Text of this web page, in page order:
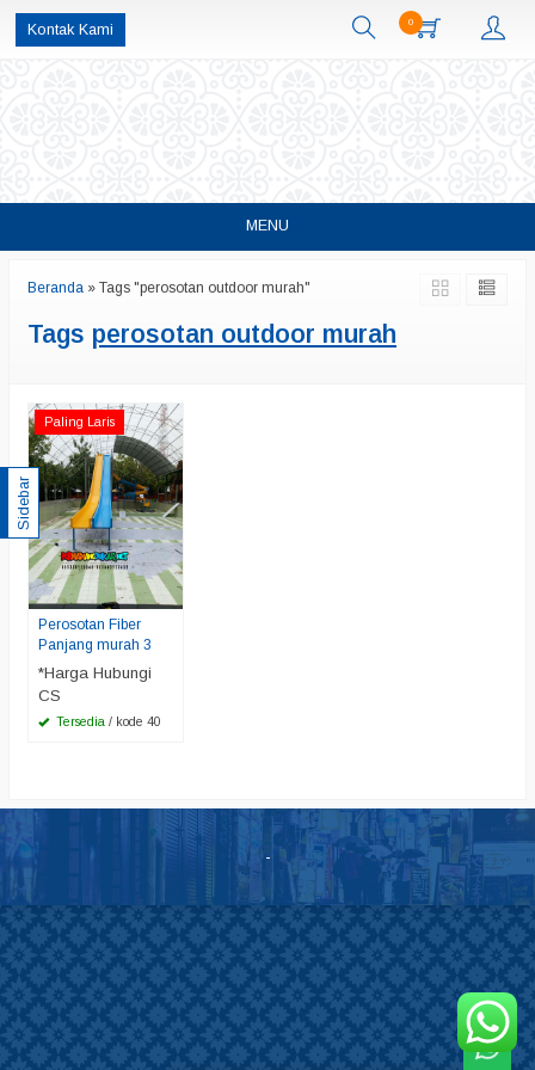
Kontak Kami 0
MENU
Beranda » Tags "perosotan outdoor murah"
Tags perosotan outdoor murah
Paling Laris
Perosotan Fiber
Panjang murah 3
*Harga Hubungi
CS
Tersedia / kode 40
Sidebar
-